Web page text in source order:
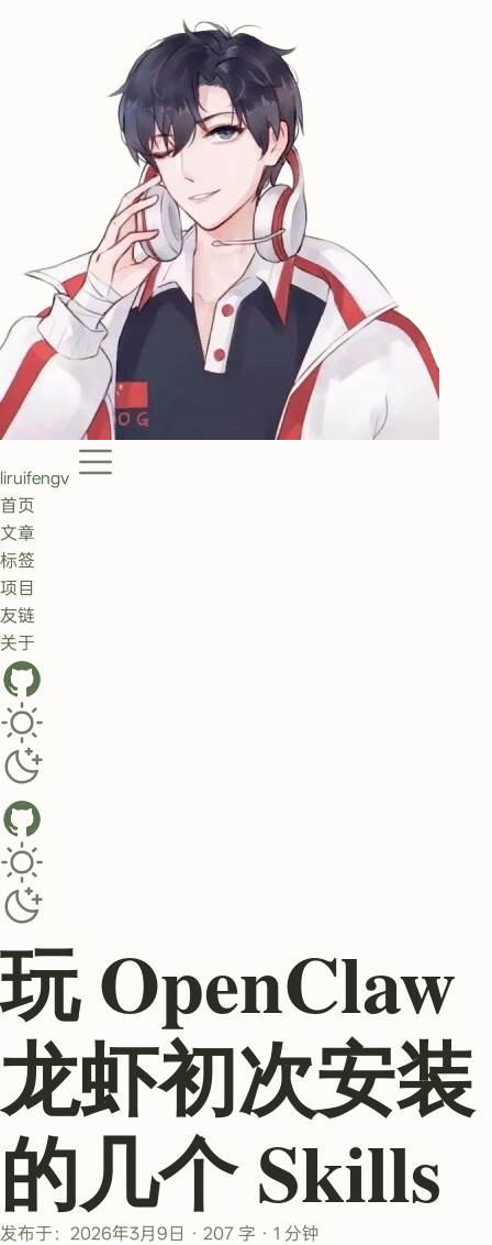
liruifengv
Menu
首页
文章
标签
项目
友链
关于
GitHub
Toggle dark/light theme
Toggle dark/light theme
玩 OpenClaw
龙虾初次安装
的几个 Skills
发布于：2026年3月9日 · 207 字 · 1 分钟